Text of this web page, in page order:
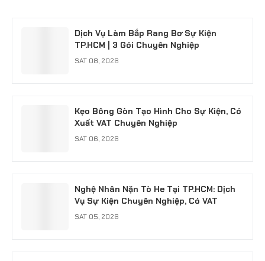
Dịch Vụ Làm Bắp Rang Bơ Sự Kiện
TP.HCM | 3 Gói Chuyên Nghiệp
SAT 08, 2026
Kẹo Bông Gòn Tạo Hình Cho Sự Kiện, Có
Xuất VAT Chuyên Nghiệp
SAT 06, 2026
Nghệ Nhân Nặn Tò He Tại TP.HCM: Dịch
Vụ Sự Kiện Chuyên Nghiệp, Có VAT
SAT 05, 2026